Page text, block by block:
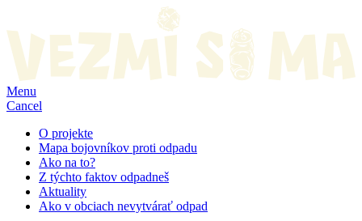
Menu
Cancel
O projekte
Mapa bojovníkov proti odpadu
Ako na to?
Z týchto faktov odpadneš
Aktuality
Ako v obciach nevytvárať odpad